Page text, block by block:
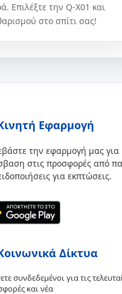
Επιλέξτε την Q-X01 και
στο σπίτι σας!
Εφαρμογή
την εφαρμογή μας για
στις προσφορές από
για εκπτώσεις.
Δίκτυα
συνδεδεμένοι για τις
και νέα